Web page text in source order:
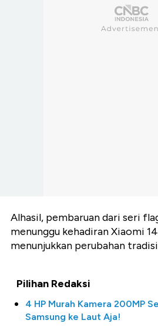
Alhasil, pembaruan dari seri
menunggu kehadiran Xiaomi
menunjukkan perubahan
Pilihan Redaksi
4 HP Murah Kamera 200MP
Samsung ke Laut Aja!